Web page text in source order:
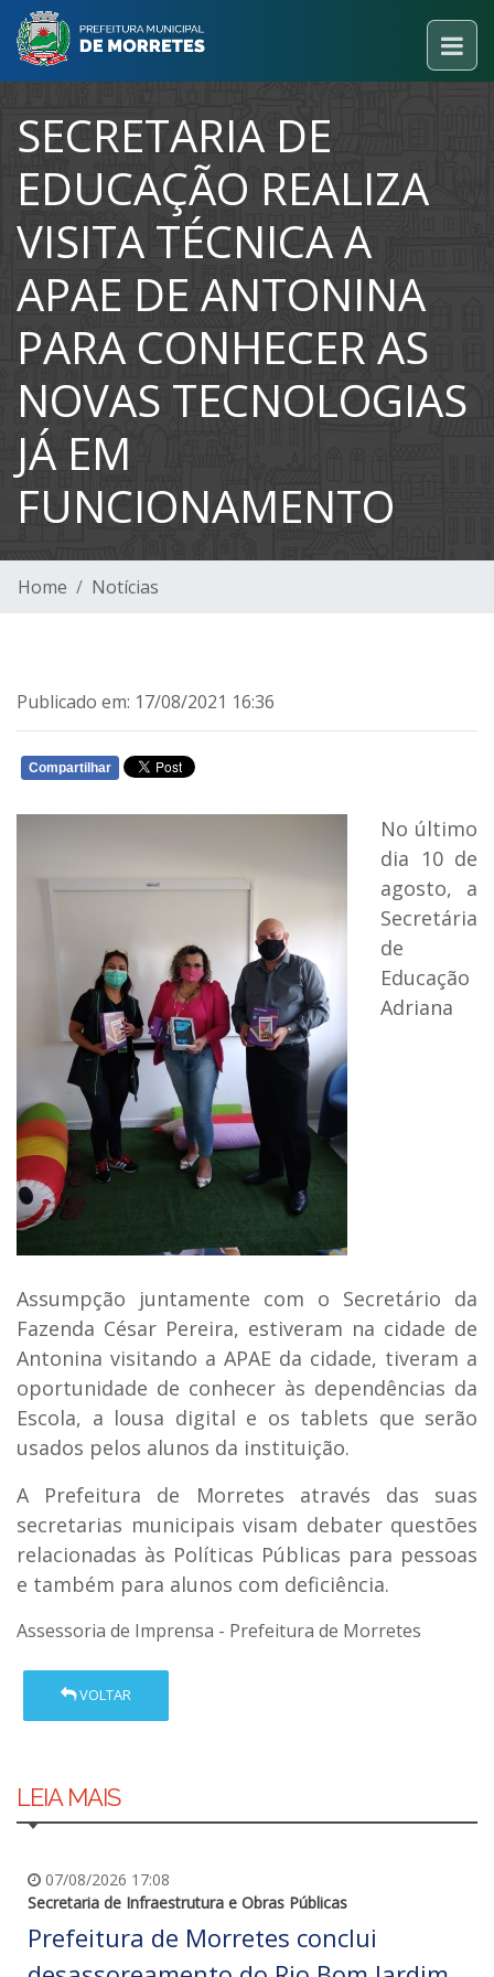
SECRETARIA DE
EDUCAÇÃO REALIZA
VISITA TÉCNICA A
APAE DE ANTONINA
PARA CONHECER AS
NOVAS TECNOLOGIAS
JÁ EM
FUNCIONAMENTO
Home Notícias
Publicado em: 17/08/2021 16:36
Compartilhar
No último
dia 10 de
agosto, a
Secretária
de
Educação
Adriana
Assumpção juntamente com o Secretário da
Fazenda César Pereira, estiveram na cidade de
Antonina visitando a APAE da cidade, tiveram a
oportunidade de conhecer às dependências da
Escola, a lousa digital e os tablets que serão
usados pelos alunos da instituição.
A Prefeitura de Morretes através das suas
secretarias municipais visam debater questões
relacionadas às Políticas Públicas para pessoas
e também para alunos com deficiência.
Assessoria de Imprensa - Prefeitura de Morretes
VOLTAR
LEIA MAIS
07/08/2026 17:08
Secretaria de Infraestrutura e Obras Públicas
Prefeitura de Morretes conclui